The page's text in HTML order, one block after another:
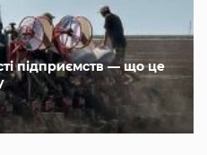
підприємств — що це